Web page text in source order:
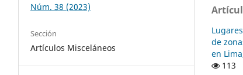
Núm. 38 (2023)
Sección
Artículos Misceláneos
de
en
113